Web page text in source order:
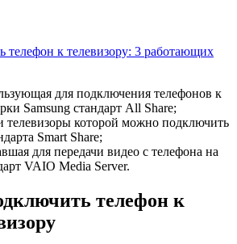
телефон к телевизору: 3 работающих
для подключения телефонов к
Samsung стандарт All Share;
телевизоры которой можно подключить
Smart Share;
для передачи видео с телефона на
VAIO Media Server.
телефон к